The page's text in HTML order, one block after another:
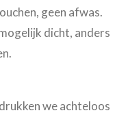
geen afwas.
dicht, anders
we achteloos